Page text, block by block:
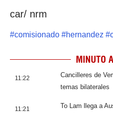
car/ nrm
#comisionado #hernandez #
MINUTO
11:22
Cancilleres de
temas bilaterales
11:21
To Lam llega a